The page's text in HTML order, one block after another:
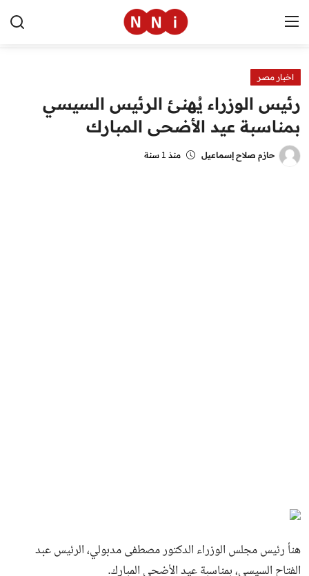
الرئيسية
اخبار مصر
العالم
اخبار مصر
رئيس الوزراء يُهنئ الرئيس السيسي
بمناسبة عيد الأضحى المبارك
حازم صلاح إسماعيل منذ 1 سنة
هنأ رئيس مجلس الوزراء الدكتور مصطفى مدبولي، الرئيس عبد
الفتاح السيسي، بمناسبة عيد الأضحى المبارك.